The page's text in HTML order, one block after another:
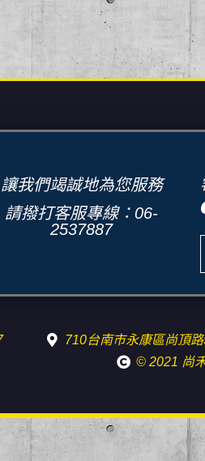
讓我們竭誠地為您服務
請撥打客服專線：06-
2537887
710台南市永康區尚頂
© 2021 尚